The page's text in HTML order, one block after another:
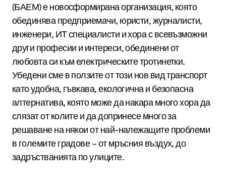
(БАЕМ) е новосформирана организация, която
обединява предприемачи, юристи, журналисти,
инженери, ИТ специалисти и хора с всевъзможни
други професии и интереси, обединени от
любовта си към електрическите тротинетки.
Убедени сме в ползите от този нов вид транспорт
като удобна, гъвкава, екологична и безопасна
алтернатива, която може да накара много хора да
слязат от колите и да допринесе много за
решаване на някои от най-належащите проблеми
в големите градове – от мръсния въздух, до
задръстванията по улиците.